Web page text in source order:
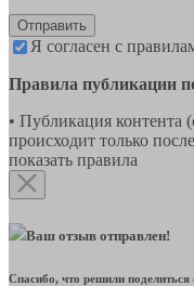
Отправить
Я согласен с
Правила публикации
• Публикация контента
происходит только
показать правила
Ваш отзыв отправлен!
Спасибо, что решили